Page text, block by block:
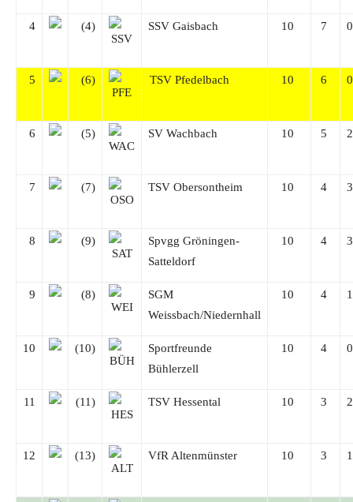
4 (4) SSV Gaisbach 10 7
5 (6) TSV Pfedelbach 10 6
6 (5) SV Wachbach 10 5
7 (7) TSV Obersontheim 10 4
8 (9)
Spvgg Gröningen-
Satteldorf
10 4
9 (8)
SGM
Weissbach/Niedernhall
10 4
10 (10)
Sportfreunde
Bühlerzell
10 4
11 (11) TSV Hessental 10 3
12 (13) VfR Altenmünster 10 3